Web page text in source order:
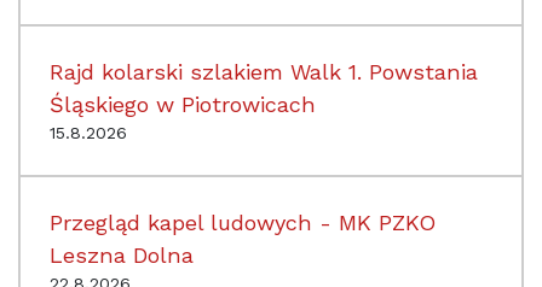
Rajd kolarski szlakiem Walk 1. Powstania
Śląskiego w Piotrowicach
15.8.2026
Przegląd kapel ludowych - MK PZKO
Leszna Dolna